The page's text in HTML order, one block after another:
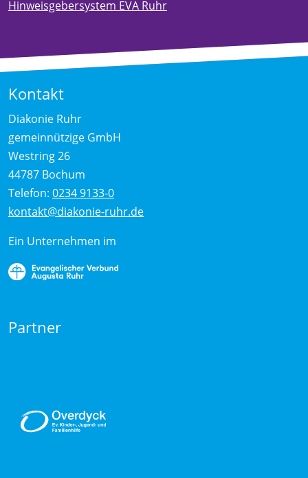
Hinweisgebersystem EVA Ruhr
Kontakt
Diakonie Ruhr
gemeinnützige GmbH
Westring 26
44787 Bochum
Telefon: 0234 9133-0
kontakt@diakonie-ruhr.de
Ein Unternehmen im
Partner